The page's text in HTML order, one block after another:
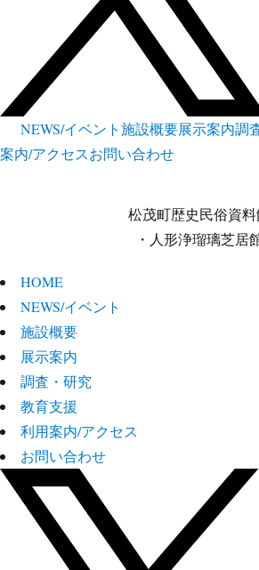
NEWS/イベント施設概要展示案内調
案内/アクセスお問い合わせ
松茂町歴史民俗資
・人形浄瑠璃芝居
HOME
NEWS/イベント
施設概要
展示案内
調査・研究
教育支援
利用案内/アクセス
お問い合わせ